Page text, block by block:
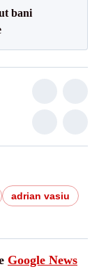
bani
adrian vasiu
Google News